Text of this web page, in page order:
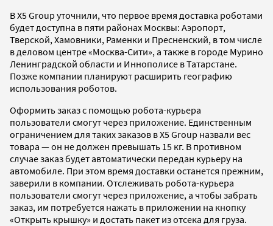
В X5 Group уточнили, что первое время доставка роботами
будет доступна в пяти районах Москвы: ​​Аэропорт,
Тверской, Хамовники, Раменки и Пресненский, в том числе
в деловом центре «Москва-Сити», а также в городе Мурино
Ленинградской области и Иннополисе в Татарстане.
Позже компании планируют расширить географию
использования роботов.
Оформить заказ с помощью робота-курьера
пользователи смогут через приложение. Единственным
ограничением для таких заказов в X5 Group назвали вес
товара — он не должен превышать 15 кг. В противном
случае заказ будет автоматически передан курьеру на
автомобиле. При этом время доставки останется прежним,
заверили в компании. Отслеживать робота-курьера
пользователи смогут через приложение, а чтобы забрать
заказ, им потребуется нажать в приложении на кнопку
«Открыть крышку» и достать пакет из отсека для груза.